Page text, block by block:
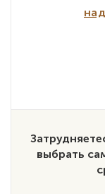
выбрать